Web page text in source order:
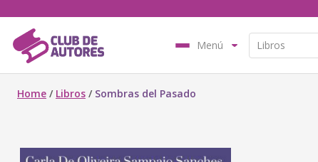
Menú
Home / Libros / Sombras del Pasado